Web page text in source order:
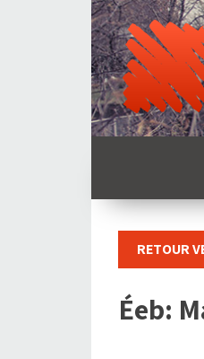
RETOUR
Éeb: